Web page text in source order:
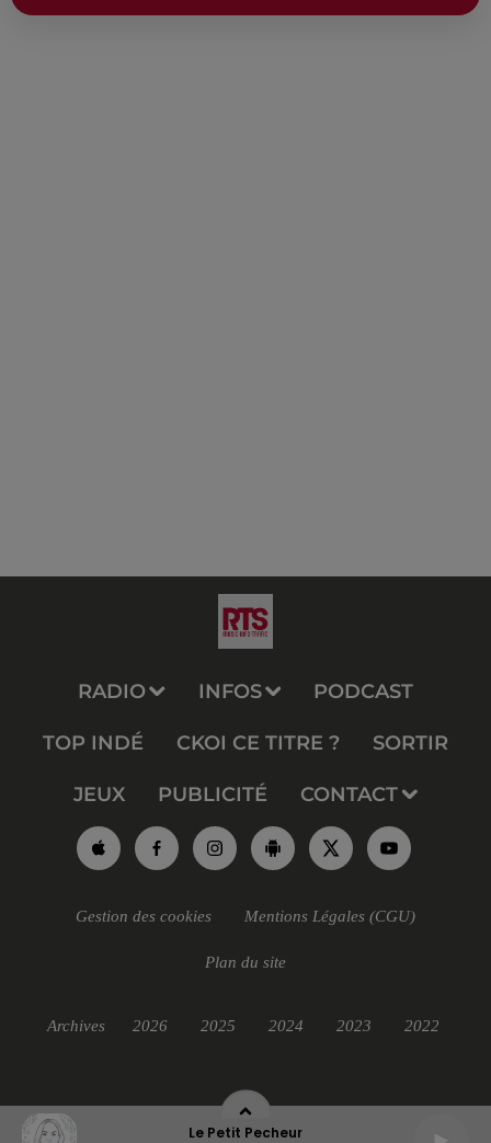
Le Petit Pecheur
RADIO INFOS PODCAST
TOP INDÉ CKOI CE TITRE ? SORTIR
JEUX PUBLICITÉ CONTACT
Gestion des cookies Mentions Légales (CGU)
Plan du site
Archives 2026 2025 2024 2023 2022